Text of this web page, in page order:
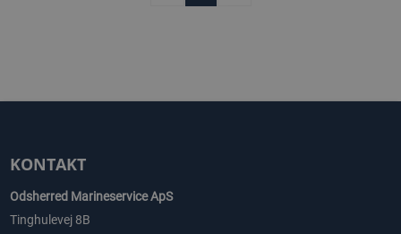
KONTAKT
Odsherred Marineservice ApS
Tinghulevej 8B